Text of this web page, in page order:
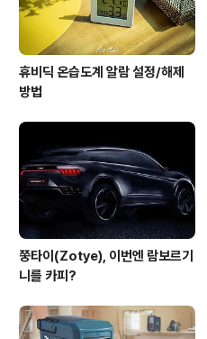
휴비딕 온습도계 알람 설정/해제
방법
쭝타이(Zotye), 이번엔 람보르기
니를 카피?